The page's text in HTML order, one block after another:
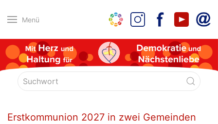
Menü
Erstkommunion 2027 in zwei Gemeinden